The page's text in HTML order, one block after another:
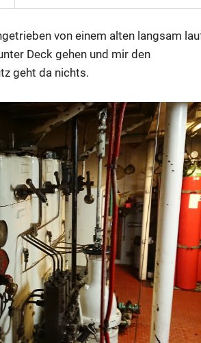
von einem alten langsam
Deck gehen und mir den
geht da nichts.